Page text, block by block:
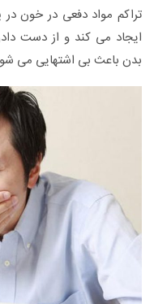
تراکم مواد دفعی در خون
ایجاد می کند و از دست
بدن باعث بی اشتهایی می